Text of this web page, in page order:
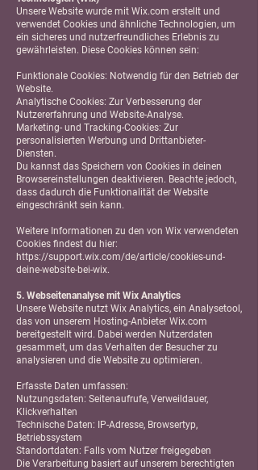
Unsere Website wurde mit Wix.com erstellt und
verwendet Cookies und ähnliche Technologien, um
ein sicheres und nutzerfreundliches Erlebnis zu
gewährleisten. Diese Cookies können sein:
Funktionale Cookies: Notwendig für den Betrieb der
Website.
Analytische Cookies: Zur Verbesserung der
Nutzererfahrung und Website-Analyse.
Marketing- und Tracking-Cookies: Zur
personalisierten Werbung und Drittanbieter-
Diensten.
Du kannst das Speichern von Cookies in deinen
Browsereinstellungen deaktivieren. Beachte jedoch,
dass dadurch die Funktionalität der Website
eingeschränkt sein kann.
Weitere Informationen zu den von Wix verwendeten
Cookies findest du hier:
https://support.wix.com/de/article/cookies-und-
deine-website-bei-wix.
5. Webseitenanalyse mit Wix Analytics
Unsere Website nutzt Wix Analytics, ein Analysetool,
das von unserem Hosting-Anbieter Wix.com
bereitgestellt wird. Dabei werden Nutzerdaten
gesammelt, um das Verhalten der Besucher zu
analysieren und die Website zu optimieren.
Erfasste Daten umfassen:
Nutzungsdaten: Seitenaufrufe, Verweildauer,
Klickverhalten
Technische Daten: IP-Adresse, Browsertyp,
Betriebssystem
Standortdaten: Falls vom Nutzer freigegeben
Die Verarbeitung basiert auf unserem berechtigten